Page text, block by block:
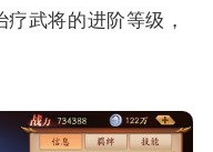
武将的进阶等级，